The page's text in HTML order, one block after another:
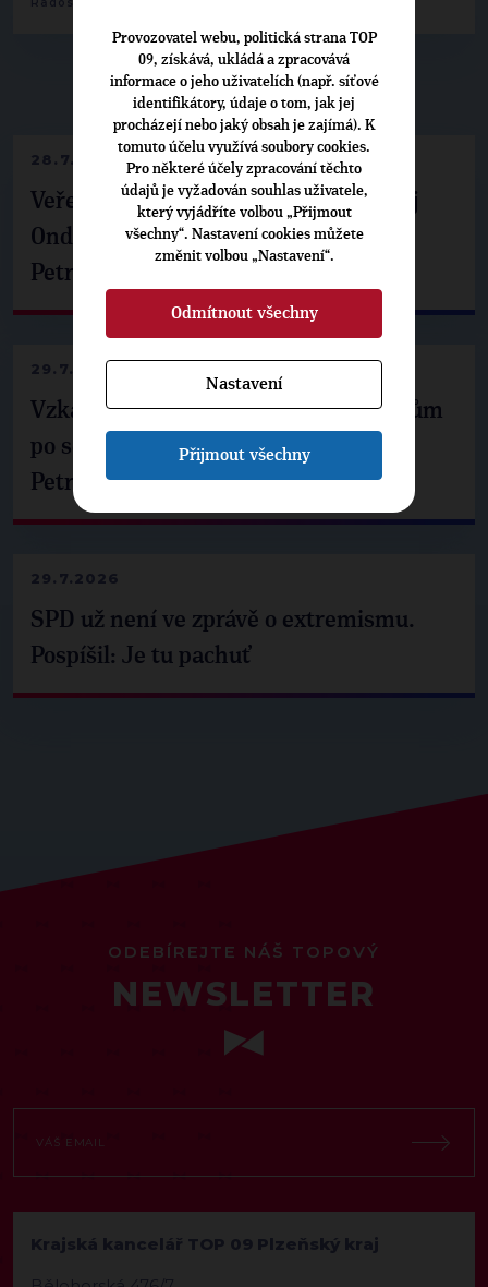
NEPŘEHLÉDNĚTE ◀
28.7.2026
Veřejné finance, euro i školství. Matěj
Ondřej Havel jednal s prezidentem
Petrem Pavlem
29.7.2026
Vzkaz Matěje Ondřeje Havla příznivcům
po setkání s prezidentem republiky
Petrem Pavlem
29.7.2026
SPD už není ve zprávě o extremismu.
Pospíšil: Je tu pachuť
ODEBÍREJTE NÁŠ TOPOVÝ
NEWSLETTER
Krajská kancelář TOP 09 Plzeňský kraj
Provozovatel webu, politická strana TOP
09, získává, ukládá a zpracovává
informace o jeho uživatelích (např. síťové
identifikátory, údaje o tom, jak jej
procházejí nebo jaký obsah je zajímá). K
tomuto účelu využívá soubory cookies.
Pro některé účely zpracování těchto
údajů je vyžadován souhlas uživatele,
který vyjádříte volbou „Přijmout
všechny“. Nastavení cookies můžete
změnit volbou „Nastavení“.
Odmítnout všechny
Nastavení
Přijmout všechny